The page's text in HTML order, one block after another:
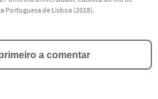
Portuguesa de Lisboa (2018).
a comentar